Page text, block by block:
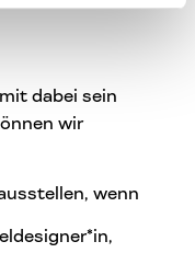
dabei sein
wir
wenn